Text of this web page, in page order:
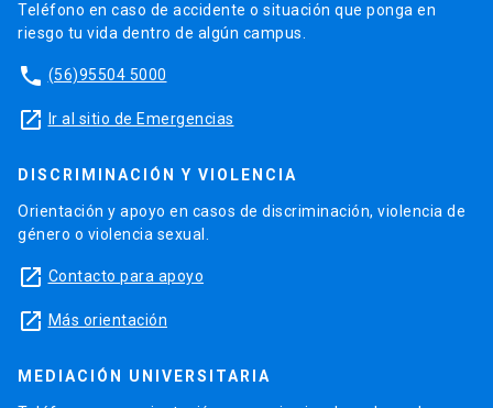
Teléfono en caso de accidente o situación que ponga en
riesgo tu vida dentro de algún campus.
phone (56)95504 5000
launch Ir al sitio de Emergencias
DISCRIMINACIÓN Y VIOLENCIA
Orientación y apoyo en casos de discriminación, violencia de
género o violencia sexual.
launch Contacto para apoyo
launch Más orientación
MEDIACIÓN UNIVERSITARIA